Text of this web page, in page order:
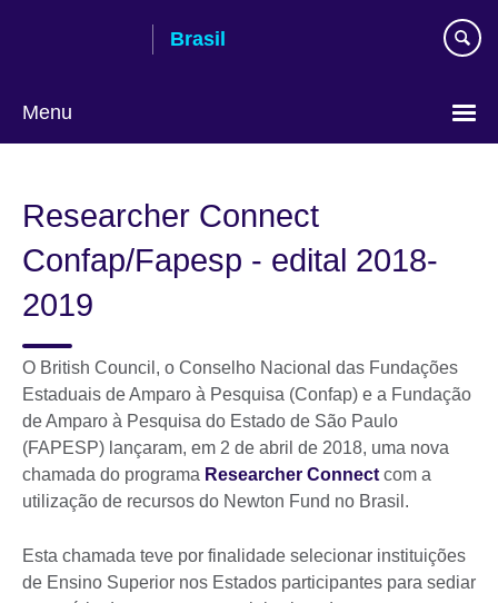
Brasil
Menu
language
Researcher Connect
Confap/Fapesp - edital 2018-
2019
O British Council, o Conselho Nacional das Fundações
Estaduais de Amparo à Pesquisa (Confap) e a Fundação
de Amparo à Pesquisa do Estado de São Paulo
(FAPESP) lançaram, em 2 de abril de 2018, uma nova
chamada do programa Researcher Connect com a
utilização de recursos do Newton Fund no Brasil.
Esta chamada teve por finalidade selecionar instituições
de Ensino Superior nos Estados participantes para sediar